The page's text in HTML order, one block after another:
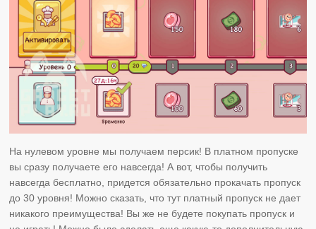
На нулевом уровне мы получаем персик! В платном пропуске
вы сразу получаете его навсегда! А вот, чтобы получить
навсегда бесплатно, придется обязательно прокачать пропуск
до 30 уровня! Можно сказать, что тут платный пропуск не дает
никакого преимущества! Вы же не будете покупать пропуск и